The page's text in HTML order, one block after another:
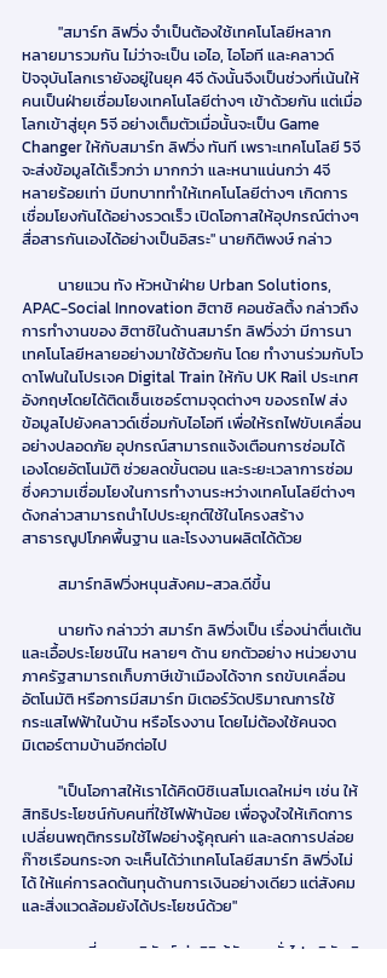
หลายมารวมกัน ไม่ว่าจะเป็น เอไอ, ไอโอที และคลาวด์
ปัจจุบันโลกเรายังอยู่ในยุค 4จี ดังนั้นจึงเป็นช่วงที่เน้นให้
คนเป็นฝ่ายเชื่อมโยงเทคโนโลยีต่างๆ เข้าด้วยกัน แต่เมื่อ
โลกเข้าสู่ยุค 5จี อย่างเต็มตัวเมื่อนั้นจะเป็น Game
Changer ให้กับสมาร์ท ลิฟวิ่ง ทันที เพราะเทคโนโลยี 5จี
จะส่งข้อมูลได้เร็วกว่า มากกว่า และหนาแน่นกว่า 4จี
หลายร้อยเท่า มีบทบาททำให้เทคโนโลยีต่างๆ เกิดการ
เชื่อมโยงกันได้อย่างรวดเร็ว เปิดโอกาสให้อุปกรณ์ต่างๆ
สื่อสารกันเองได้อย่างเป็นอิสระ" นายกิติพงษ์ กล่าว
APAC-Social Innovation ฮิตาชิ คอนซัลติ้ง กล่าวถึง
การทำงานของ ฮิตาชิในด้านสมาร์ท ลิฟวิ่งว่า มีการนา
เทคโนโลยีหลายอย่างมาใช้ด้วยกัน โดย ทำงานร่วมกับโว
ดาโฟนในโปรเจค Digital Train ให้กับ UK Rail ประเทศ
อังกฤษโดยได้ติดเซ็นเซอร์ตามจุดต่างๆ ของรถไฟ ส่ง
ข้อมูลไปยังคลาวด์เชื่อมกับไอโอที เพื่อให้รถไฟขับเคลื่อน
อย่างปลอดภัย อุปกรณ์สามารถแจ้งเตือนการซ่อมได้
เองโดยอัตโนมัติ ช่วยลดขั้นตอน และระยะเวลาการซ่อม
ซึ่งความเชื่อมโยงในการทำงานระหว่างเทคโนโลยีต่างๆ
ดังกล่าวสามารถนำไปประยุกต์ใช้ในโครงสร้าง
สาธารณูปโภคพื้นฐาน และโรงงานผลิตได้ด้วย
          สมาร์ทลิฟวิ่งหนุนสังคม-สวล.ดีขึ้น
และเอื้อประโยชน์ใน หลายๆ ด้าน ยกตัวอย่าง หน่วยงาน
ภาครัฐสามารถเก็บภาษีเข้าเมืองได้จาก รถขับเคลื่อน
อัตโนมัติ หรือการมีสมาร์ท มิเตอร์วัดปริมาณการใช้
กระแสไฟฟ้าในบ้าน หรือโรงงาน โดยไม่ต้องใช้คนจด
มิเตอร์ตามบ้านอีกต่อไป
สิทธิประโยชน์กับคนที่ใช้ไฟฟ้าน้อย เพื่อจูงใจให้เกิดการ
เปลี่ยนพฤติกรรมใช้ไฟอย่างรู้คุณค่า และลดการปล่อย
ก๊าซเรือนกระจก จะเห็นได้ว่าเทคโนโลยีสมาร์ท ลิฟวิ่งไม่
ได้ ให้แค่การลดต้นทุนด้านการเงินอย่างเดียว แต่สังคม
และสิ่งแวดล้อมยังได้ประโยชน์ด้วย"